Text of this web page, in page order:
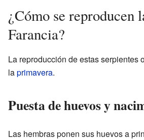
¿Cómo se reproducen
Farancia?
La reproducción de estas serpientes
laprimavera.
Puesta de huevos y
Las hembras ponen sus huevos a